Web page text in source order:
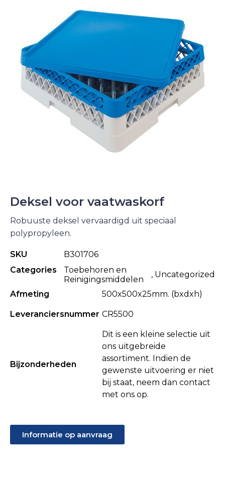
Deksel voor vaatwaskorf
Robuuste deksel vervaardigd uit speciaal
polypropyleen.
SKU
B301706
Categories
Toebehoren en
Reinigingsmiddelen
, Uncategorized
Afmeting 500x500x25mm. (bxdxh)
Leveranciersnummer CR5500
Bijzonderheden
Dit is een kleine selectie uit
ons uitgebreide
assortiment. Indien de
gewenste uitvoering er niet
bij staat, neem dan contact
met ons op.
Informatie op aanvraag